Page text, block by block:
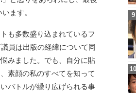
ます。
も多数盛り込まれているフ
員は出版の経緯について同
みました。でも、自分に貼
素顔の私のすべてを知って
バトルが繰り広げられる事